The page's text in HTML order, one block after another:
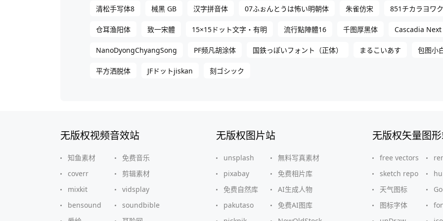
清松手写体8 械黑 GB 汉字拼音体 07ふぉんとうは怖い明朝体 朱雀仿宋 851チカラヨワク
仓耳渔阳体 致一宋體 15×15ドット文字・有明 流行點陣體16 千图厚黑体 Cascadia Next
NanoDyongChyangSong PF频凡胡涂体 国鉄っぽいフォント（正体） まるこいあす 包图小
平方洒脱体 JFドットjiskan 刻ゴシック
无版权视频音效站
知鱼素材
免费音乐
coverr
剪辑素材
mixkit
vidsplay
bensound
soundbible
无版权图片站
unsplash
無料写真素材
pixabay
免费相片库
免费自然库
AI生成人物
pakutaso
免费AI图库
无版权矢量图
free vectors
sketch repo
天气图标
图标字体